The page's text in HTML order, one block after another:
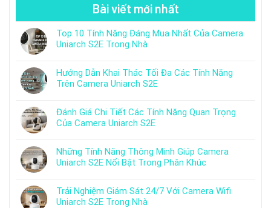
Bài viết mới nhất
Top 10 Tính Năng Đáng Mua Nhất Của Camera
Uniarch S2E Trong Nhà
Hướng Dẫn Khai Thác Tối Đa Các Tính Năng
Trên Camera Uniarch S2E
Đánh Giá Chi Tiết Các Tính Năng Quan Trọng
Của Camera Uniarch S2E
Những Tính Năng Thông Minh Giúp Camera
Uniarch S2E Nổi Bật Trong Phân Khúc
Trải Nghiệm Giám Sát 24/7 Với Camera Wifi
Uniarch S2E Trong Nhà